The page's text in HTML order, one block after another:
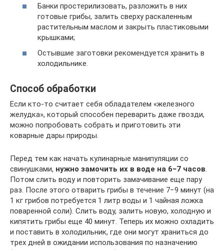
Банки простерилизовать, разложить в них
готовые грибы, залить сверху раскаленным
растительным маслом и закрыть пластиковыми
крышками;
Остывшие заготовки рекомендуется хранить в
холодильнике.
Способ обработки
Если кто-то считает себя обладателем «железного
желудка», который способен переварить даже гвозди,
можно попробовать собрать и приготовить эти
коварные дары природы.
Перед тем как начать кулинарные манипуляции со
свинушками, нужно замочить их в воде на 6−7 часов.
Потом слить воду и повторить замачивание еще пару
раз. После этого отварить грибы в течение 7−9 минут (на
1 кг грибов потребуется 1 литр воды и 1 чайная ложка
поваренной соли). Слить воду, залить новую, холодную и
кипятить грибы еще 40 минут. Теперь их можно охладить
и поставить в холодильник, где они могут храниться до
трех дней в ожидании использования по назначению